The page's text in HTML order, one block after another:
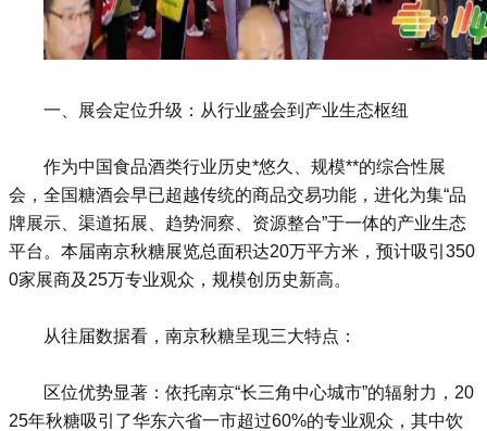
一、展会定位升级：从行业盛会到产业生态枢纽
作为中国食品酒类行业历史*悠久、规模**的综合性展
会，全国糖酒会早已超越传统的商品交易功能，进化为集“品
牌展示、渠道拓展、趋势洞察、资源整合”于一体的产业生态
平台。本届南京秋糖展览总面积达20万平方米，预计吸引350
0家展商及25万专业观众，规模创历史新高。
从往届数据看，南京秋糖呈现三大特点：
区位优势显著：依托南京“长三角中心城市”的辐射力，20
25年秋糖吸引了华东六省一市超过60%的专业观众，其中饮